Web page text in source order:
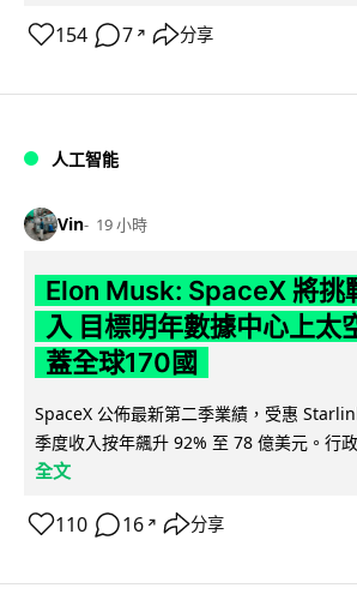
154 7 ↗ 分享
人工智能
Vin 19 小時
Elon Musk: SpaceX 將挑
入 目標明年數據中心上太
蓋全球170國
SpaceX 公佈最新第二季業績，受惠
季度收入按年飆升 92% 至 78 億美元。行
全文
110 16 ↗ 分享